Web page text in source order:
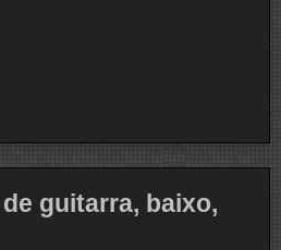
guitarra, baixo,